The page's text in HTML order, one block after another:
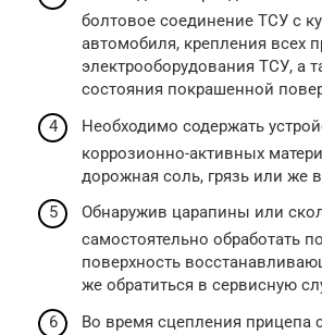
болтовое соединение ТСУ с
автомобиля, крепления всех
электрооборудования ТСУ, а
состояния покрашенной
Необходимо содержать
коррозионно-активных
дорожная соль, грязь или же
Обнаружив царапины или
самостоятельно обработать
поверхность
же обратиться в сервисную
Во время сцепления прицепа